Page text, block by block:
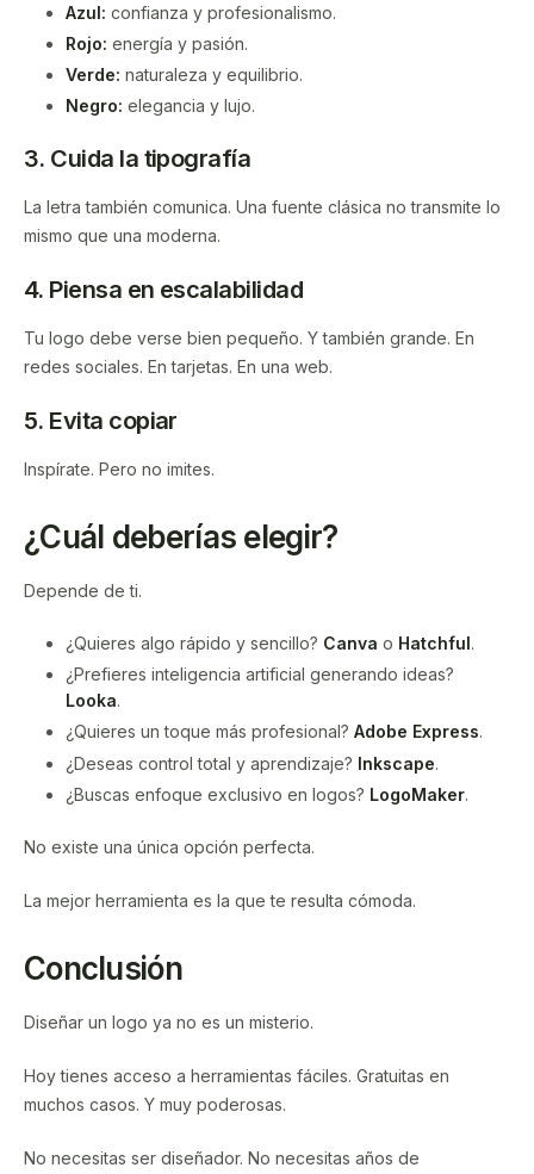
Azul: confianza y profesionalismo.
Rojo: energía y pasión.
Verde: naturaleza y equilibrio.
Negro: elegancia y lujo.
3. Cuida la tipografía
La letra también comunica. Una fuente clásica no transmite lo
mismo que una moderna.
4. Piensa en escalabilidad
Tu logo debe verse bien pequeño. Y también grande. En
redes sociales. En tarjetas. En una web.
5. Evita copiar
Inspírate. Pero no imites.
¿Cuál deberías elegir?
Depende de ti.
¿Quieres algo rápido y sencillo? Canva o Hatchful.
¿Prefieres inteligencia artificial generando ideas?
Looka.
¿Quieres un toque más profesional? Adobe Express.
¿Deseas control total y aprendizaje? Inkscape.
¿Buscas enfoque exclusivo en logos? LogoMaker.
No existe una única opción perfecta.
La mejor herramienta es la que te resulta cómoda.
Conclusión
Diseñar un logo ya no es un misterio.
Hoy tienes acceso a herramientas fáciles. Gratuitas en
muchos casos. Y muy poderosas.
No necesitas ser diseñador. No necesitas años de